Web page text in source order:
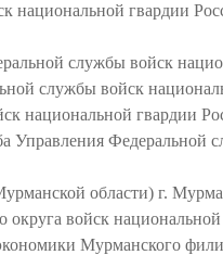
национальной гвардии
службы войск
службы войск
национальной гвардии
Управления
области) г.
округа войск
Мурманского